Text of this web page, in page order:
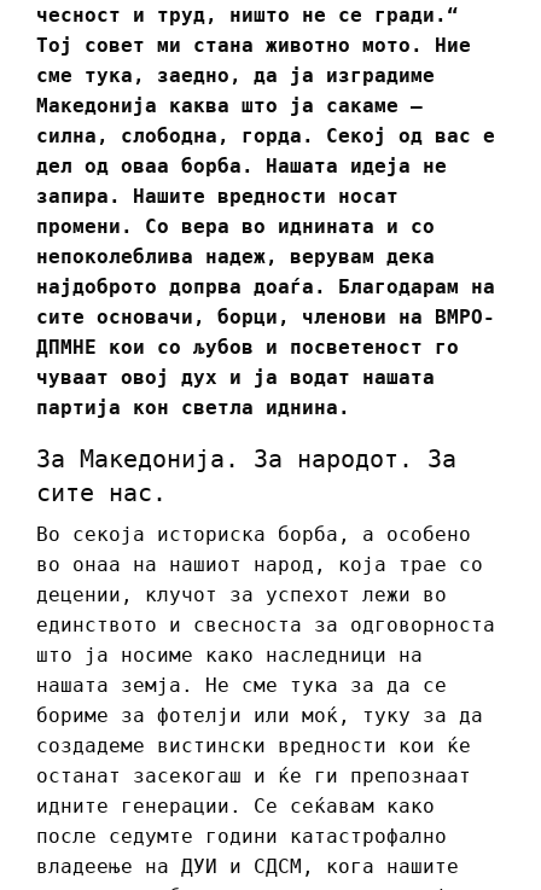
чесност и труд, ништо не се гради.“
Тој совет ми стана животно мото. Ние
сме тука, заедно, да ја изградиме
Македонија каква што ја сакаме –
силна, слободна, горда. Секој од вас е
дел од оваа борба. Нашата идеја не
запира. Нашите вредности носат
промени. Со вера во иднината и со
непоколеблива надеж, верувам дека
најдоброто допрва доаѓа. Благодарам на
сите основачи, борци, членови на ВМРО-
ДПМНЕ кои со љубов и посветеност го
чуваат овој дух и ја водат нашата
партија кон светла иднина.
За Македонија. За народот. За
сите нас.
Во секоја историска борба, а особено
во онаа на нашиот народ, која трае со
децении, клучот за успехот лежи во
единството и свесноста за одговорноста
што ја носиме како наследници на
нашата земја. Не сме тука за да се
бориме за фотелји или моќ, туку за да
создадеме вистински вредности кои ќе
останат засекогаш и ќе ги препознаат
идните генерации. Се сеќавам како
после седумте години катастрофално
владеење на ДУИ и СДСМ, кога нашите